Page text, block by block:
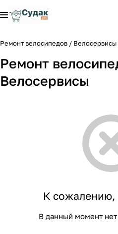
Ремонт велосипедов / Велосервисы
Ремонт
Велосервисы
К сожалению,
В данный момент нет